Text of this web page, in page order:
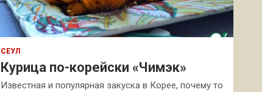
СЕУЛ
Курица по-корейски «Чимэк»
Известная и популярная закуска в Корее, почему то